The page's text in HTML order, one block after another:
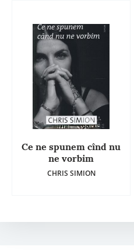
Ce ne spunem cînd nu
ne vorbim
CHRIS SIMION